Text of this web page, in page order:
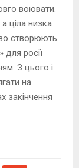
воювати.
ціла низка
створюють
росії
З цього і
на
закінчення